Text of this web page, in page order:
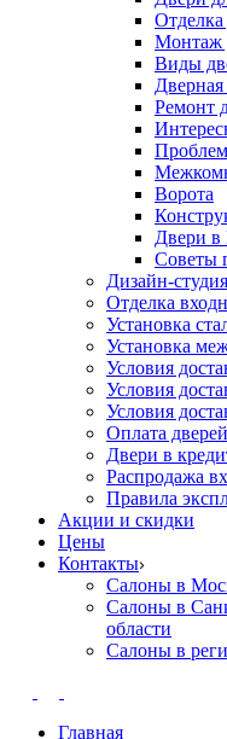
Отделка
Монтаж
Виды
Ремонт
Ворота
Двери в
Cоветы
Дизайн-
Отделка
Установка
Установка
Условия
Условия
Условия
Оплата дверей
Двери в
Распродажа
Правила
Акции и скидки
Цены
Контакты
Салоны в
Салоны в
области
Салоны в
Главная